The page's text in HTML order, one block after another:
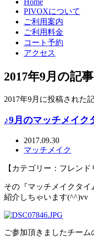
PIVOXについて
ご利用案内
ご利用料金
コート予約
アクセス
2017年9月の記事
2017年9月に投稿された
♪9月のマッチメイク
2017.09.30
マッチメイク
【カテゴリー：フレン
その『マッチメイクタイ
紹介しちゃいます(^^)vv
ご参加頂きましたチーム